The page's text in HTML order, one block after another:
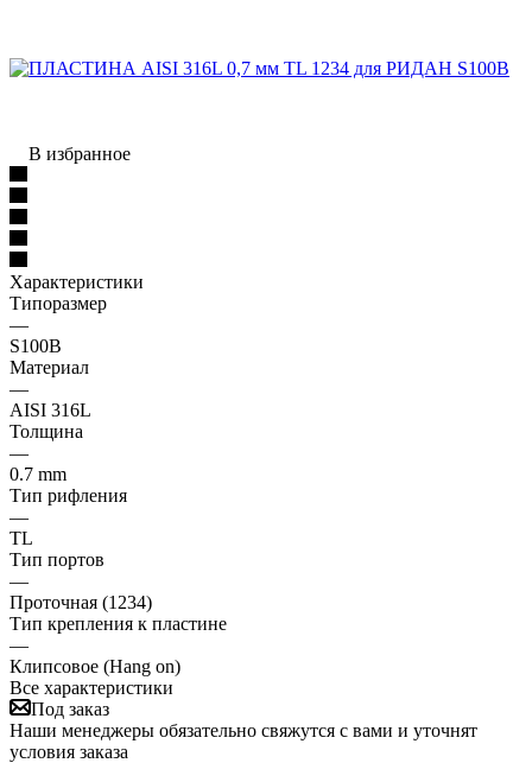
В избранное
Характеристики
Типоразмер
—
S100B
Материал
—
AISI 316L
Толщина
—
0.7 mm
Тип рифления
—
ТL
Тип портов
—
Проточная (1234)
Тип крепления к пластине
—
Клипсовое (Hang on)
Все характеристики
Под заказ
Наши менеджеры обязательно свяжутся с вами и уточнят
условия заказа